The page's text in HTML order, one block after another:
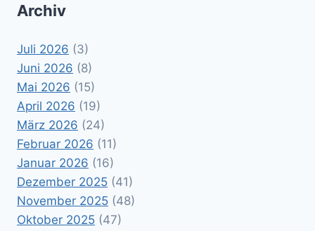
Archiv
Juli 2026 (3)
Juni 2026 (8)
Mai 2026 (15)
April 2026 (19)
März 2026 (24)
Februar 2026 (11)
Januar 2026 (16)
Dezember 2025 (41)
November 2025 (48)
Oktober 2025 (47)